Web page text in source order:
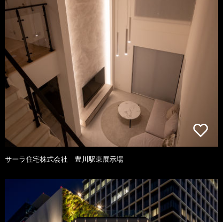
サーラ住宅株式会社 豊川駅東展示場